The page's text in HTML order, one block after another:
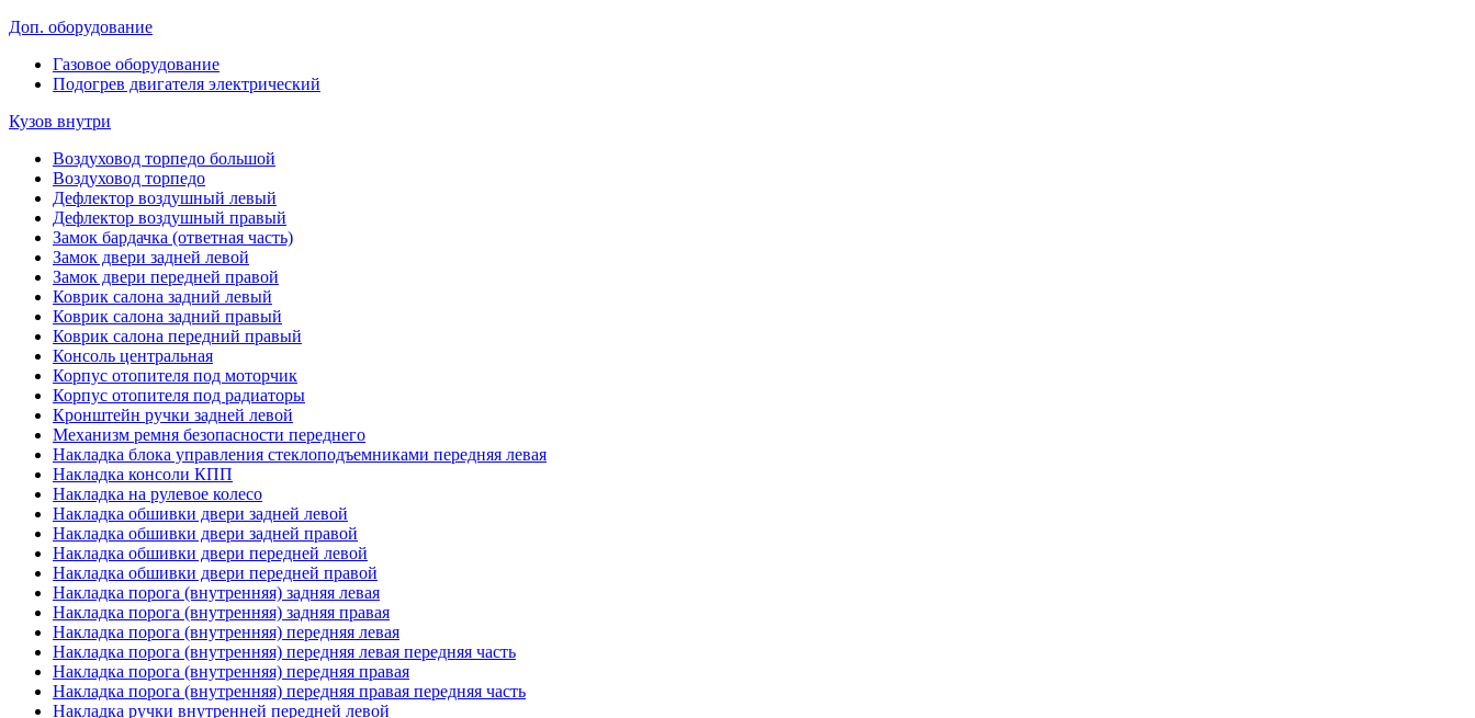
Доп. оборудование
Газовое оборудование
Подогрев двигателя электрический
Кузов внутри
Воздуховод торпедо большой
Воздуховод торпедо
Дефлектор воздушный левый
Дефлектор воздушный правый
Замок бардачка (ответная часть)
Замок двери задней левой
Замок двери передней правой
Коврик салона задний левый
Коврик салона задний правый
Коврик салона передний правый
Консоль центральная
Корпус отопителя под моторчик
Корпус отопителя под радиаторы
Кронштейн ручки задней левой
Механизм ремня безопасности переднего
Накладка блока управления стеклоподъемниками передняя левая
Накладка консоли КПП
Накладка на рулевое колесо
Накладка обшивки двери задней левой
Накладка обшивки двери задней правой
Накладка обшивки двери передней левой
Накладка обшивки двери передней правой
Накладка порога (внутренняя) задняя левая
Накладка порога (внутренняя) задняя правая
Накладка порога (внутренняя) передняя левая
Накладка порога (внутренняя) передняя левая передняя часть
Накладка порога (внутренняя) передняя правая
Накладка порога (внутренняя) передняя правая передняя часть
Накладка ручки внутренней передней левой